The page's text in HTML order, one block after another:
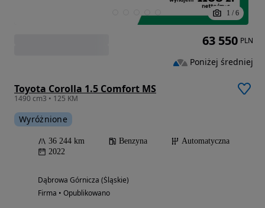
1 / 6
Toyota Corolla 1.5 Comfort MS
1490 cm3 • 125 KM
Wyróżnione
36 244 km Benzyna
Automatyczna
2022
Dąbrowa Górnicza (Śląskie)
Firma • Opublikowano
63 550 PLN
Poniżej średniej